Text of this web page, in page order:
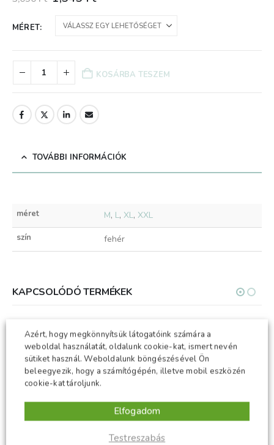
price
was:
3,090 Ft.
is:
1,545 Ft.
MÉRET
KOSÁRBA TESZEM
TOVÁBBI INFORMÁCIÓK
méret M, L, XL,XXL
szín fehér
KAPCSOLÓDÓ TERMÉKEK
-50%
ÚJ
-50%
Azért, hogy megkönnyítsük látogatóink számára a
weboldal használatát, oldalunk cookie-kat, ismert nevén
sütiket használ. Weboldalunk böngészésével Ön
beleegyezik, hogy a számítógépén, illetve mobil eszközén
cookie-kat tároljunk.
Testreszabás
Elfogadom